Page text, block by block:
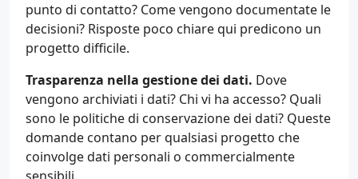
punto di contatto? Come vengono documentate le
decisioni? Risposte poco chiare qui predicono un
progetto difficile.
Trasparenza nella gestione dei dati. Dove
vengono archiviati i dati? Chi vi ha accesso? Quali
sono le politiche di conservazione dei dati? Queste
domande contano per qualsiasi progetto che
coinvolge dati personali o commercialmente